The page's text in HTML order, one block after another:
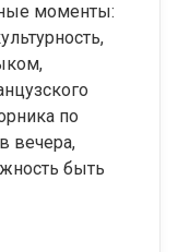
моменты:
по
вечера,
быть